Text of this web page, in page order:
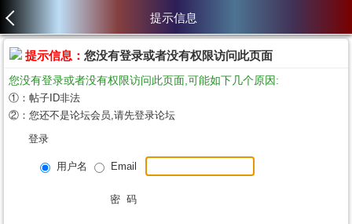
提示信息
提示信息： 您没有登录或者没有权限访问此页面
您没有登录或者没有权限访问此页面,可能如下几个原因:
①：帖子ID非法
②：您还不是论坛会员,请先登录论坛
登录
用户名 Email
密 码